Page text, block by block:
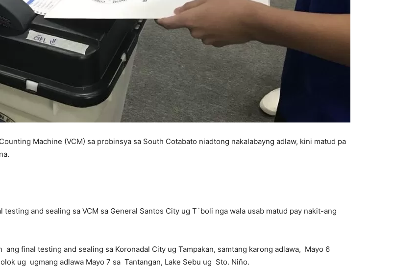
Machine (VCM) sa probinsya sa South Cotabato niadtong nakalabayng adlaw, kini matud pa
and sealing sa VCM sa General Santos City ug T`boli nga wala usab matud pay nakit-ang
ang final testing and sealing sa Koronadal City ug Tampakan, samtang karong adlawa, Mayo 6
ug ugmang adlawa Mayo 7 sa Tantangan, Lake Sebu ug Sto. Niño.